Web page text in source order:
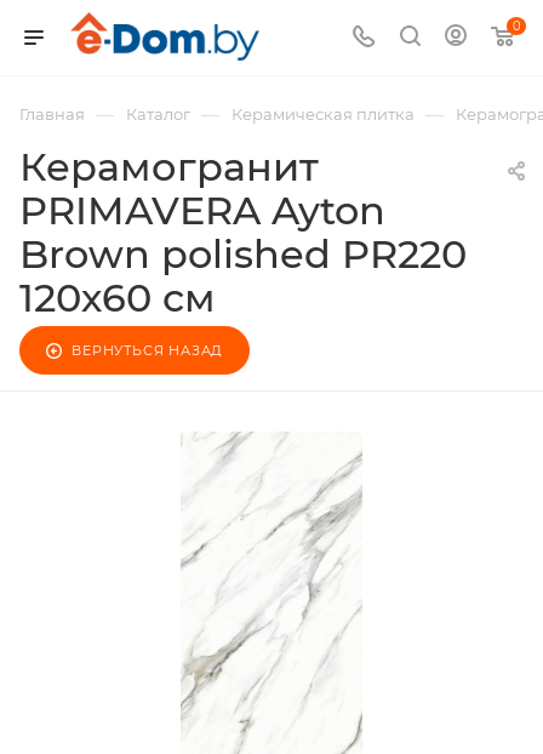
0
Главная — Каталог — Керамическая плитка —
Керамогранит
PRIMAVERA Ayton
Brown polished PR220
120х60 см
ВЕРНУТЬСЯ НАЗАД